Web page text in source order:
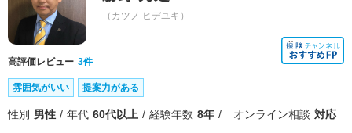
（カツノ ヒデユキ）
高評価レビュー 3件
雰囲気がいい 提案力がある
性別 男性 年代 60代以上 経験年数 8年 オンライン相談 対応